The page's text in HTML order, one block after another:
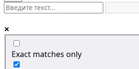
Exact matches only